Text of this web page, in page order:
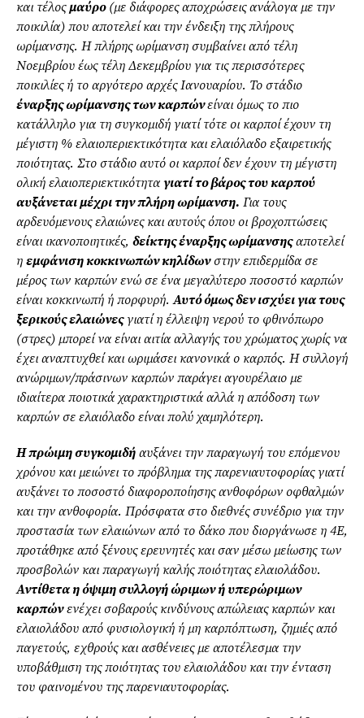
και τέλοςμαύρο(με διάφορες αποχρώσεις ανάλογα με την
ποικιλία) που αποτελεί και την ένδειξη της πλήρους
ωρίμανσης. H πλήρης ωρίμανση συμβαίνει από τέλη
Νοεμβρίου έως τέλη Δεκεμβρίου για τις περισσότερες
ποικιλίες ή το αργότερο αρχές Ιανουαρίου. Το στάδιο
έναρξης ωρίμανσης των καρπώνείναι όμως το πιο
κατάλληλο για τη συγκομιδή γιατί τότε οι καρποί έχουν τη
μέγιστη % ελαιοπεριεκτικότητα και ελαιόλαδο εξαιρετικής
ποιότητας. Στο στάδιο αυτό οι καρποί δεν έχουν τη μέγιστη
ολική ελαιοπεριεκτικότητα γιατί το βάρος του καρπού
αυξάνεται μέχρι την πλήρη ωρίμανση. Για τους
αρδευόμενους ελαιώνες και αυτούς όπου οι βροχοπτώσεις
είναι ικανοποιητικές, δείκτης έναρξης ωρίμανσηςαποτελεί
η εμφάνιση κοκκινωπών κηλίδωνστην επιδερμίδα σε
μέρος των καρπών ενώ σε ένα μεγαλύτερο ποσοστό καρπών
είναι κοκκινωπή ή πορφυρή.Αυτό όμως δεν ισχύει για τους
ξερικούς ελαιώνεςγιατί η έλλειψη νερού το φθινόπωρο
(στρες) μπορεί να είναι αιτία αλλαγής του χρώματος χωρίς να
έχει αναπτυχθεί και ωριμάσει κανονικά ο καρπός. Η συλλογή
ανώριμων/πράσινων καρπών παράγει αγουρέλαιο με
ιδιαίτερα ποιοτικά χαρακτηριστικά αλλά η απόδοση των
καρπών σε ελαιόλαδο είναι πολύ χαμηλότερη.
Η πρώιμη συγκομιδή αυξάνει την παραγωγή του επόμενου
χρόνου και μειώνει το πρόβλημα της παρενιαυτοφορίας γιατί
αυξάνει το ποσοστό διαφοροποίησης ανθοφόρων οφθαλμών
και την ανθοφορία. Πρόσφατα στο διεθνές συνέδριο για την
προστασία των ελαιώνων από το δάκο που διοργάνωσε η 4Ε,
προτάθηκε από ξένους ερευνητές και σαν μέσω μείωσης των
προσβολών και παραγωγή καλής ποιότητας ελαιολάδου.
Αντίθετα η όψιμη συλλογή ώριμων ή υπερώριμων
καρπώνενέχει σοβαρούς κινδύνους απώλειας καρπών και
ελαιολάδου από φυσιολογική ή μη καρπόπτωση, ζημιές από
παγετούς, εχθρούς και ασθένειες με αποτέλεσμα την
υποβάθμιση της ποιότητας του ελαιολάδου και την ένταση
του φαινομένου της παρενιαυτοφορίας.